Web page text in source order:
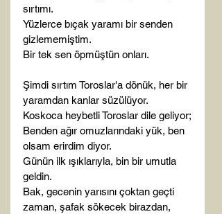
sırtımı.
Yüzlerce bıçak yaramı bir senden
gizlememiştim.
Bir tek sen öpmüştün onları.
Şimdi sırtım Toroslar'a dönük, her bir
yaramdan kanlar süzülüyor.
Koskoca heybetli Toroslar dile geliyor;
Benden ağır omuzlarındaki yük, ben
olsam erirdim diyor.
Günün ilk ışıklarıyla, bin bir umutla
geldin.
Bak, gecenin yarısını çoktan geçti
zaman, şafak sökecek birazdan,